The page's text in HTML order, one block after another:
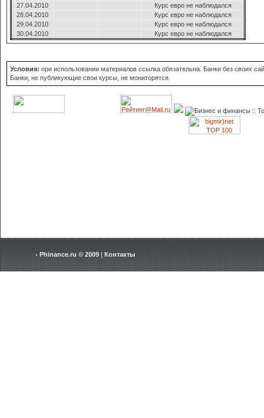
27.04.2010
Курс евро не наблюдался
28.04.2010
Курс евро не наблюдался
29.04.2010
Курс евро не наблюдался
30.04.2010
Курс евро не наблюдался
Условия: при использовании материалов ссылка обязательна. Банки без своих
Банки, не публикующие свои курсы, не мониторятся.
Phinance.ru © 2009 | Контакты